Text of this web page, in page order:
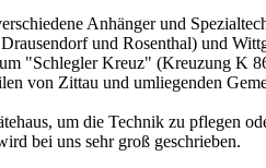
Anhänger und
und Rosenthal) und
"Schlegler Kreuz" (Kreuzung K
von Zittau und umliegenden
um die Technik zu pflegen
bei uns sehr groß geschrieben.